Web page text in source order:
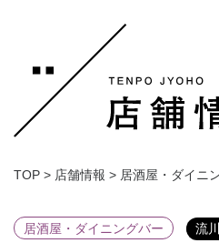
TOP > 店舗情報 > 居酒屋・ダイニ
居酒屋・ダイニングバー 流川